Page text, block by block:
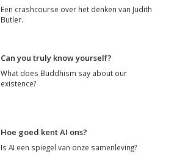
Een crashcourse over het denken van Judith
Butler.
Can you truly know yourself?
What does Buddhism say about our
existence?
Hoe goed kent AI ons?
Is AI een spiegel van onze samenleving?